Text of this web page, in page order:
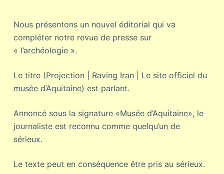
Nous présentons un nouvel éditorial qui va
compléter notre revue de presse sur
« l’archéologie ».
Le titre (Projection | Raving Iran | Le site officiel du
musée d’Aquitaine) est parlant.
Annoncé sous la signature «Musée d’Aquitaine», le
journaliste est reconnu comme quelqu’un de
sérieux.
Le texte peut en conséquence être pris au sérieux.